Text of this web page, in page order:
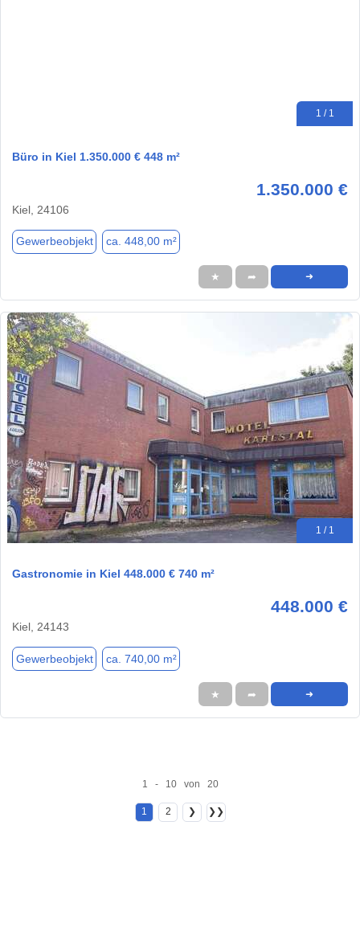
1 / 1
Büro in Kiel 1.350.000 € 448 m²
1.350.000 €
Kiel, 24106
Gewerbeobjekt ca. 448,00 m²
★ ➦ ➜
1 / 1
Gastronomie in Kiel 448.000 € 740 m²
448.000 €
Kiel, 24143
Gewerbeobjekt ca. 740,00 m²
★ ➦ ➜
1 - 10 von 20
1 2 ❯ ❯❯